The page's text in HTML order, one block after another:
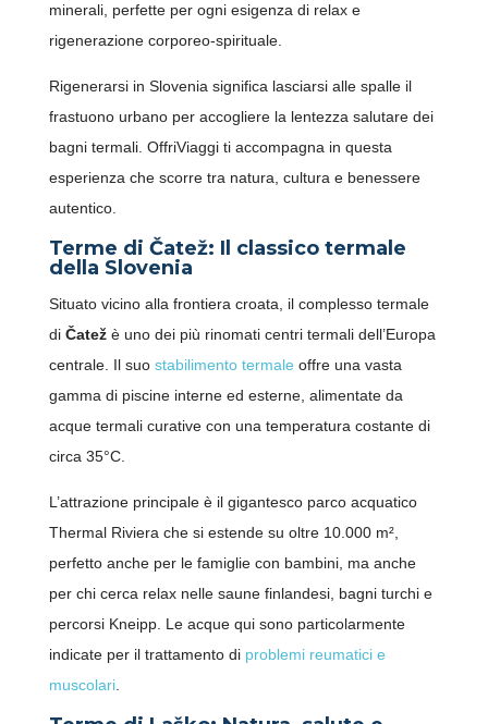
minerali, perfette per ogni esigenza di relax e
rigenerazione corporeo-spirituale.
Rigenerarsi in Slovenia significa lasciarsi alle spalle il
frastuono urbano per accogliere la lentezza salutare dei
bagni termali. OffriViaggi ti accompagna in questa
esperienza che scorre tra natura, cultura e benessere
autentico.
Terme di Čatež: Il classico termale
della Slovenia
Situato vicino alla frontiera croata, il complesso termale
di Čatežè uno dei più rinomati centri termali dell’Europa
centrale. Il suo stabilimento termale offre una vasta
gamma di piscine interne ed esterne, alimentate da
acque termali curative con una temperatura costante di
circa 35°C.
L’attrazione principale è il gigantesco parco acquatico
Thermal Riviera che si estende su oltre 10.000 m²,
perfetto anche per le famiglie con bambini, ma anche
per chi cerca relax nelle saune finlandesi, bagni turchi e
percorsi Kneipp. Le acque qui sono particolarmente
indicate per il trattamento di problemi reumatici e
muscolari.